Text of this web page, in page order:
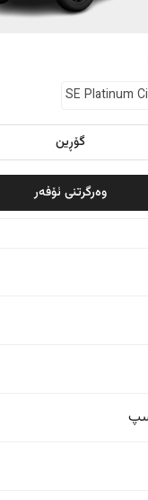
SE Platinum
گۆڕین
وەرگرتنی ئۆفەر